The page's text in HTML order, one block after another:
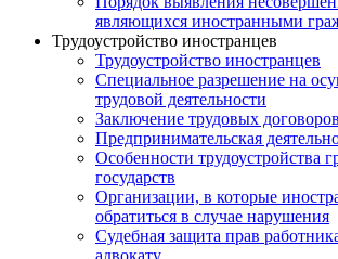
являющихся иностранными
Трудоустройство иностранцев
Трудоустройство иностранцев
Специальное разрешение на
трудовой деятельности
Заключение трудовых договоров
Предпринимательская
Особенности трудоустройства
государств
Организации, в которые
обратиться в случае нарушения
Судебная защита прав
адвокату